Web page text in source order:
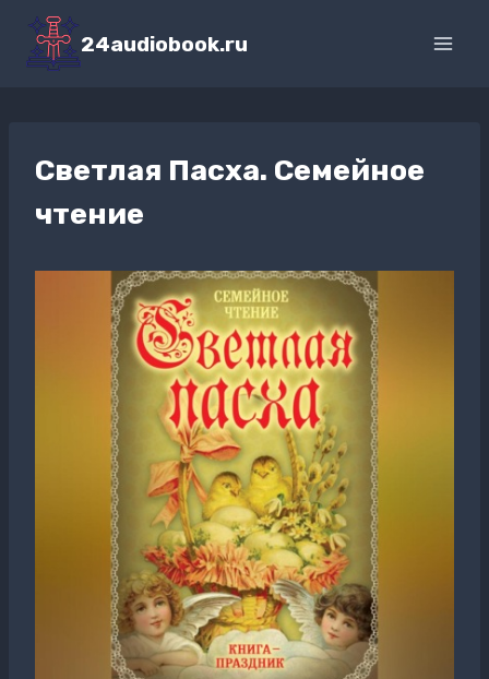
Перейти
содержимому
24audiobook.ru
Светлая Пасха. Семейное
чтение